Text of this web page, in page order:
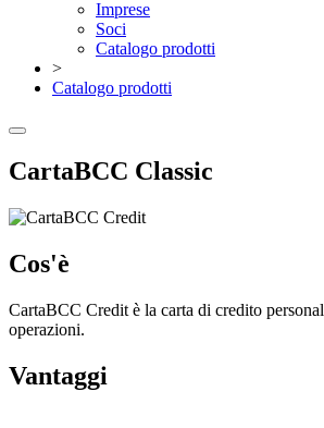
Imprese
Soci
Catalogo prodotti
>
Catalogo prodotti
CartaBCC Classic
Cos'è
CartaBCC Credit è la carta di credito
operazioni.
Vantaggi